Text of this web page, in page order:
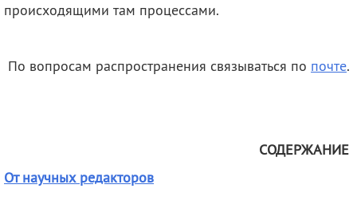
происходящими там процессами.
По вопросам распространения связываться по почте.
СОДЕРЖАНИЕ
От научных редакторов